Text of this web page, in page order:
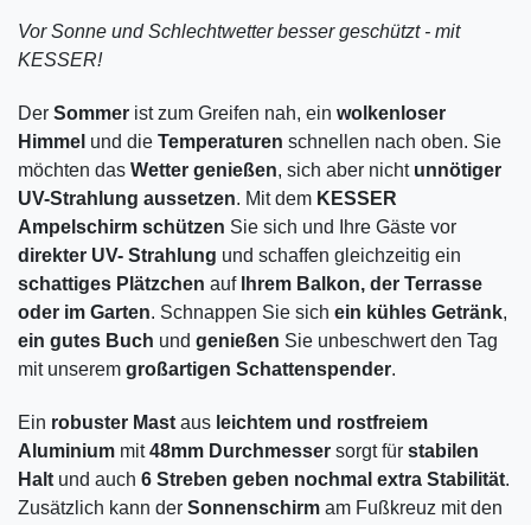
Vor Sonne und Schlechtwetter besser geschützt - mit
KESSER!
Der Sommer ist zum Greifen nah, ein wolkenloser
Himmel und die Temperaturen schnellen nach oben. Sie
möchten das Wetter genießen, sich aber nicht unnötiger
UV-Strahlung aussetzen. Mit dem KESSER
Ampelschirm schützen Sie sich und Ihre Gäste vor
direkter UV- Strahlung und schaffen gleichzeitig ein
schattiges Plätzchen auf Ihrem Balkon, der Terrasse
oder im Garten. Schnappen Sie sich ein kühles Getränk,
ein gutes Buch und genießen Sie unbeschwert den Tag
mit unserem großartigen Schattenspender.
Ein robuster Mast aus leichtem und rostfreiem
Aluminium mit48mm Durchmesser sorgt für stabilen
Halt und auch 6 Streben geben nochmal extra Stabilität.
Zusätzlich kann der Sonnenschirm am Fußkreuz mit den